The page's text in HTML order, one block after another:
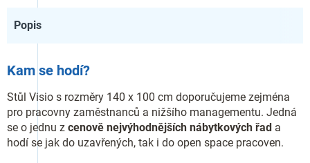
Popis
Kam se hodí?
Stůl Visio s rozměry 140 x 100 cm doporučujeme zejména
pro pracovny zaměstnanců a nižšího managementu. Jedná
se o jednu z cenově nejvýhodnějších nábytkových řad a
hodí se jak do uzavřených, tak i do open space pracoven.